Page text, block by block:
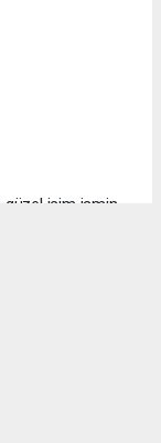
güzel isim ismin